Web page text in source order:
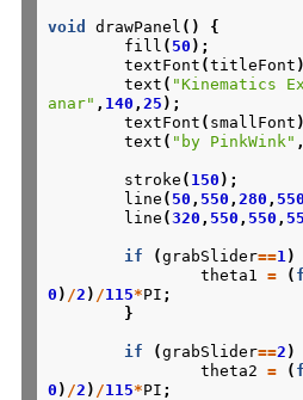
void drawPanel ()
{
fill ( 50 );
textFont (titleFont
text ( "Kinematics
anar" , 140 ,25 );
textFont ( smallFont
text ( "by PinkWink" ,
stroke ( 150 );
line ( 50 , 550 ,280 , 550
line (320 , 550 , 550 ,
if (grabSlider==1)
theta1
= (
0 ) /2 ) /115*PI ;
}
if (grabSlider==2 )
theta2
= (
0 ) /2 ) /115*PI ;